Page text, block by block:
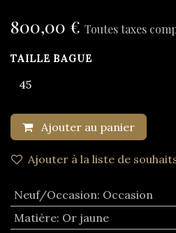
800,00 € Toutes taxes
TAILLE BAGUE
Ajouter au panier
Ajouter à la liste de
Neuf/Occasion: Occasion
Matière: Or jaune